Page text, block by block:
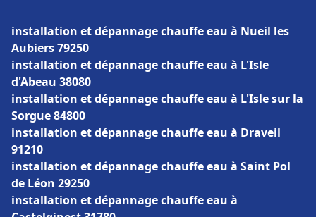
installation et dépannage chauffe eau à Nueil les
Aubiers 79250
installation et dépannage chauffe eau à L'Isle
d'Abeau 38080
installation et dépannage chauffe eau à L'Isle sur la
Sorgue 84800
installation et dépannage chauffe eau à Draveil
91210
installation et dépannage chauffe eau à Saint Pol
de Léon 29250
installation et dépannage chauffe eau à